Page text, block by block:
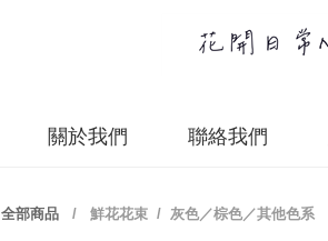
關於我們 聯絡我們
全部商品 / 鮮花花束 / 灰色／棕色／其他色系